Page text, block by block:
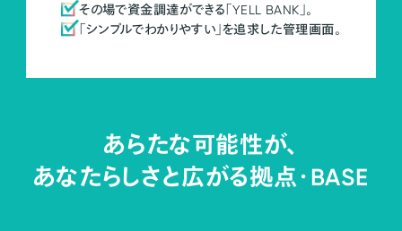
その場で資金調達ができる「YELL BANK」。
「シンプルでわかりやすい」を追求した管理画面。
あらたな可能性が、
あなたらしさと広がる拠点・BASE